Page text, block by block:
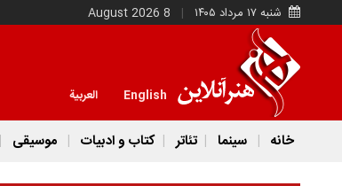
شنبه ۱۷ مرداد ۱۴۰۵ 8 August 2026
English العربية
خانه سینما تئاتر کتاب و ادبیات موسیقی